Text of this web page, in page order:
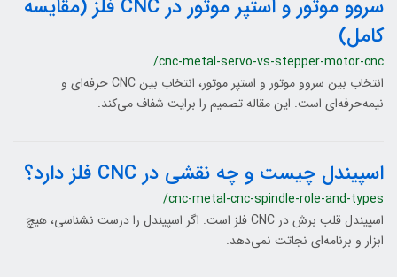
سروو موتور و استپر موتور در CNC فلز (مقایسه
کامل)
/cnc-metal-servo-vs-stepper-motor-cnc
انتخاب بین سروو موتور و استپر موتور، انتخاب بین CNC حرفه‌ای و
نیمه‌حرفه‌ای است. این مقاله تصمیم را برایت شفاف می‌کند.
اسپیندل چیست و چه نقشی در CNC فلز دارد؟
/cnc-metal-cnc-spindle-role-and-types
اسپیندل قلب برش در CNC فلز است. اگر اسپیندل را درست نشناسی، هیچ
ابزار و برنامه‌ای نجاتت نمی‌دهد.